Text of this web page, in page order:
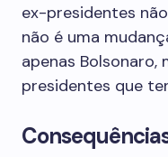
ex-presidentes
não é uma
apenas
presidentes que